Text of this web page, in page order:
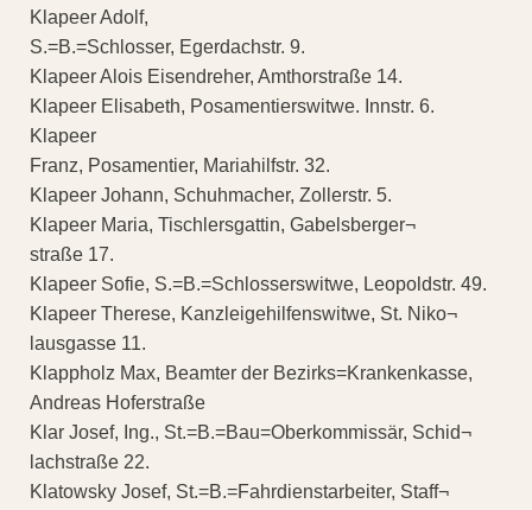
Klapeer Adolf,
S.=B.=Schlosser, Egerdachstr. 9.
Klapeer Alois Eisendreher, Amthorstraße 14.
Klapeer Elisabeth, Posamentierswitwe. Innstr. 6.
Klapeer
Franz, Posamentier, Mariahilfstr. 32.
Klapeer Johann, Schuhmacher, Zollerstr. 5.
Klapeer Maria, Tischlersgattin, Gabelsberger¬
straße 17.
Klapeer Sofie, S.=B.=Schlosserswitwe, Leopoldstr. 49.
Klapeer Therese, Kanzleigehilfenswitwe, St. Niko¬
lausgasse 11.
Klappholz Max, Beamter der Bezirks=Krankenkasse,
Andreas Hoferstraße
Klar Josef, Ing., St.=B.=Bau=Oberkommissär, Schid¬
lachstraße 22.
Klatowsky Josef, St.=B.=Fahrdienstarbeiter, Staff¬